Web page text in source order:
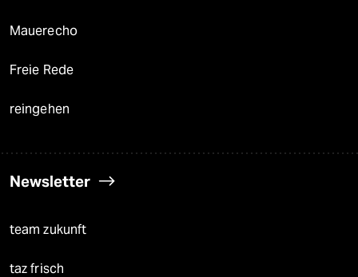
Mauerecho
Freie Rede
reingehen
Newsletter
team zukunft
taz frisch